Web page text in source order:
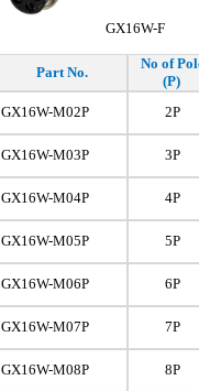
GX16W-F
Part No.
No of
(P)
GX16W-M02P
2P
GX16W-M03P 3P
GX16W-M04P 4P
GX16W-M05P 5P
GX16W-M06P 6P
GX16W-M07P 7P
GX16W-M08P 8P